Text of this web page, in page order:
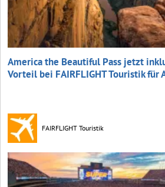
America the Beautiful Pass jetzt
Vorteil bei FAIRFLIGHT Touristik für
FAIRFLIGHT Touristik